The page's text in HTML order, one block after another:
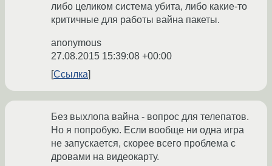
либо целиком система убита, либо какие-то
критичные для работы вайна пакеты.
anonymous
27.08.2015 15:39:08 +00:00
Ссылка
Без выхлопа вайна - вопрос для телепатов.
Но я попробую. Если вообще ни одна игра
не запускается, скорее всего проблема с
дровами на видеокарту.